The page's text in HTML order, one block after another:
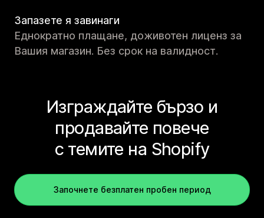
Запазете я завинаги
Еднократно плащане, доживотен лиценз за
Вашия магазин. Без срок на валидност.
Изграждайте бързо и
продавайте повече
с темите на Shopify
Започнете безплатен пробен период